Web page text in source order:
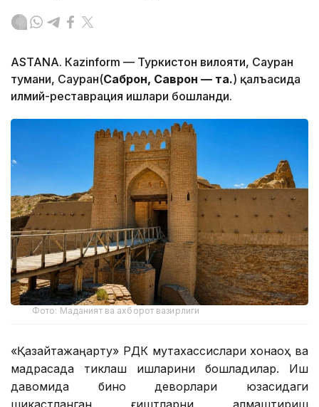
ASTANА. Кazinform — Туркистон вилояти, Сауран
тумани, Сауран(Саброн, Саврон — таҳ.) қалъасида
илмий-реставрация ишлари бошланди.
Фото: Маданият ва ахборот вазирлиги
«Қазқайтажаңарту» РДК мутахассислари хонақоҳ ва
мадрасада тиклаш ишларини бошладилар. Иш
давомида бино деворлари юзасидаги
шикастланган ғиштларни алмаштириш